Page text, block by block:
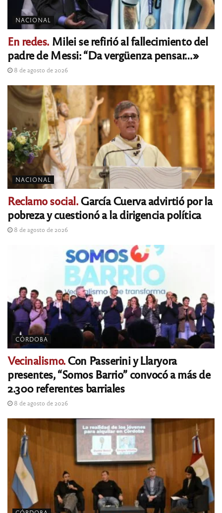
NACIONAL
En redes. Milei se refirió al fallecimiento del
padre de Messi: “Da vergüenza pensar…»
8 de agosto de 2026
NACIONAL
Reclamo social.García Cuerva advirtió por la
pobreza y cuestionó a la dirigencia política
8 de agosto de 2026
CÓRDOBA
Vecinalismo.Con Passerini y Llaryora
presentes, “Somos Barrio” convocó a más de
2.300 referentes barriales
8 de agosto de 2026